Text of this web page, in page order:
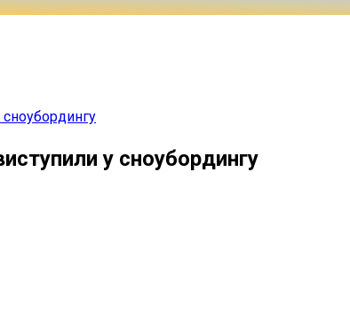
у сноубордингу